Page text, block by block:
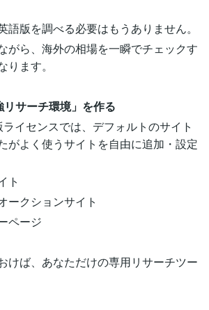
語版を調べる必要はもうありません。
がら、海外の相場を一瞬でチェックす
ます。
サーチ環境」を作る
イセンスでは、デフォルトのサイト
がよく使うサイトを自由に追加・設定
ト
ークションサイト
ページ
けば、あなただけの専用リサーチツー